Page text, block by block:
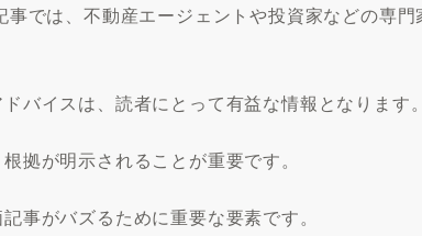
では、不動産エージェントや投資家などの専
バイスは、読者にとって有益な情報となります。
拠が明示されることが重要です。
事がバズるために重要な要素です。